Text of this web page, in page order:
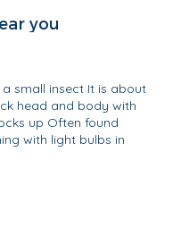
you
small insect It is about
head and body with
up Often found
with light bulbs in